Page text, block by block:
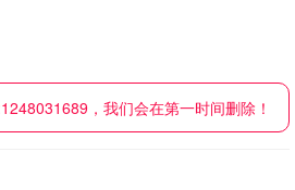
，我们会在第一时间删除！